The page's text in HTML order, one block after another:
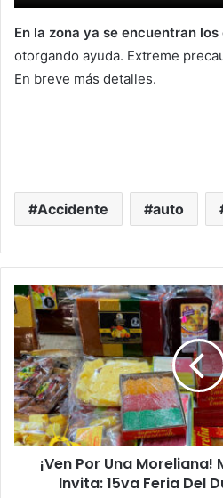
En la zona ya se encuentran
otorgando ayuda. Extreme
En breve más detalles.
Accidente auto
¡Ven
Por
Una
Moreliana!
Mercado
De
Dulces
Invita:
15va
¡Ven Por Una
Invita: 15va Feria Del